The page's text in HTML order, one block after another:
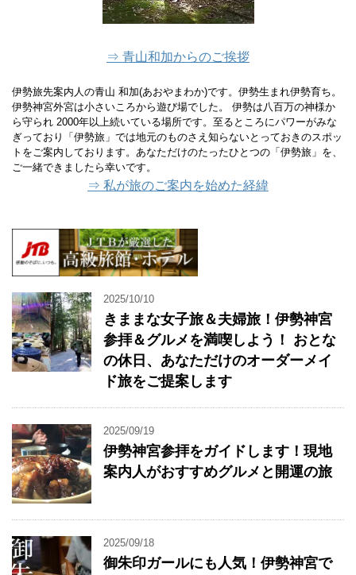
⇒ 青山和加からのご挨拶
伊勢旅先案内人の青山 和加(あおやまわか)です。伊勢生まれ伊勢育ち。
伊勢神宮外宮は小さいころから遊び場でした。 伊勢は八百万の神様か
ら守られ 2000年以上続いている場所です。至るところにパワーがみな
ぎっており「伊勢旅」では地元のものさえ知らないとっておきのスポッ
トをご案内しております。あなただけのたったひとつの「伊勢旅」を、
ご一緒できましたら幸いです。
⇒ 私が旅のご案内を始めた経緯
2025/10/10
きままな女子旅＆夫婦旅！伊勢神宮
参拝＆グルメを満喫しよう！ おとな
の休日、あなただけのオーダーメイ
ド旅をご提案します
2025/09/19
伊勢神宮参拝をガイドします！現地
案内人がおすすめグルメと開運の旅
2025/09/18
御朱印ガールにも人気！伊勢神宮で